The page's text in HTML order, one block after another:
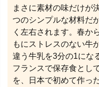
まさに素材の味だけが
つのシンプルな材料だ
く左右されます。春か
もにストレスのない牛
違う牛乳を3分の1にな
フランスで保存食とし
を、日本で初めて作っ